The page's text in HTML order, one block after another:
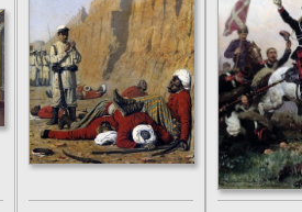
on...